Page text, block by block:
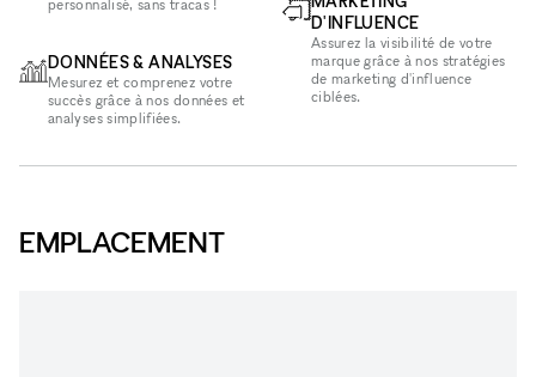
personnalisé, sans tracas !
DONNÉES & ANALYSES
Mesurez et comprenez votre
succès grâce à nos données et
analyses simplifiées.
D'INFLUENCE
Assurez la visibilité de votre
marque grâce à nos stratégies
de marketing d'influence
ciblées.
EMPLACEMENT